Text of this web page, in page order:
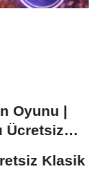
Oyunu |
Ücretsiz
Klasik